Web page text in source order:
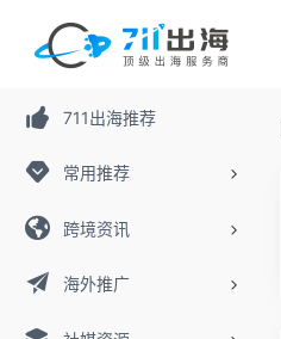
711出海推荐
常用推荐
跨境资讯
海外推广